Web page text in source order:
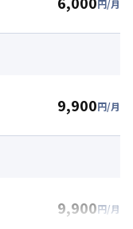
円/月
9,900円/月
9,900円/月